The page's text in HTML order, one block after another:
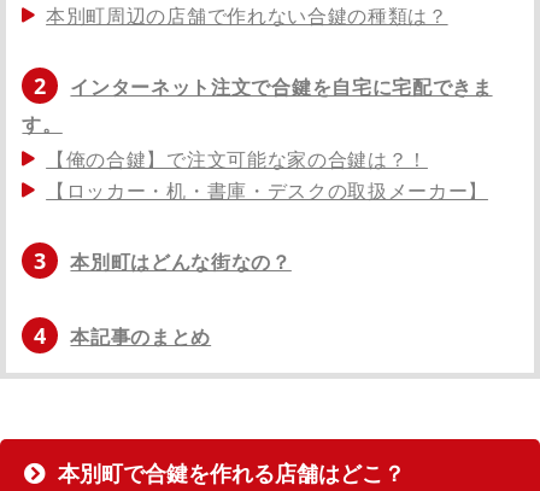
本別町周辺の店舗で作れない合鍵の種類は？
2
インターネット注文で合鍵を自宅に宅配できま
す。
【俺の合鍵】で注文可能な家の合鍵は？！
【ロッカー・机・書庫・デスクの取扱メーカー】
3 本別町はどんな街なの？
4 本記事のまとめ
本別町で合鍵を作れる店舗はどこ？